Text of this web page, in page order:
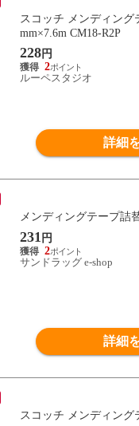
スコッチ メンディング
mm×7.6m CM18-R2P
228円
2
ルーペスタジオ
詳細
メンディングテープ詰
231 円
2
サンドラッグ e-shop
詳細
スコッチ メンディング